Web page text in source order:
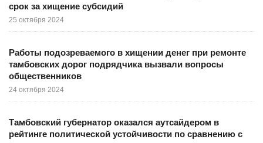
срок за хищение субсидий
25 октября 2024
Работы подозреваемого в хищении денег при ремонте
тамбовских дорог подрядчика вызвали вопросы
общественников
24 октября 2024
Тамбовский губернатор оказался аутсайдером в
рейтинге политической устойчивости по сравнению с